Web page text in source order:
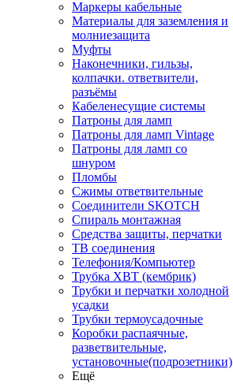
Маркеры кабельные
Материалы для заземления и
молниезащита
Муфты
Наконечники, гильзы,
колпачки. ответвители,
разъёмы
Кабеленесущие системы
Патроны для ламп
Патроны для ламп Vintage
Патроны для ламп со
шнуром
Пломбы
Сжимы ответвительные
Соединители SKOTCH
Спираль монтажная
Средства защиты, перчатки
ТВ соединения
Телефония/Компьютер
Трубка ХВТ (кембрик)
Трубки и перчатки холодной
усадки
Трубки термоусадочные
Коробки распаячные,
разветвительные,
установочные(подрозетники)
Ещё